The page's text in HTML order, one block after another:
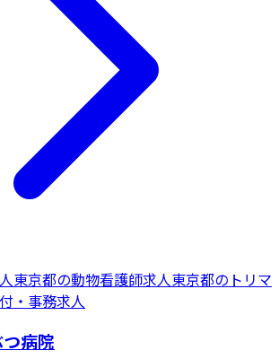
東京都の動物看護師求人東京都の トリマ
・事務求人
病院